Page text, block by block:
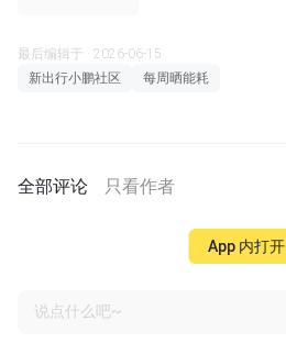
最后编辑于 · 2026-06-15
新出行小鹏社区
每周晒能耗
全部评论 只看作者
说点什么吧~
App 内打开